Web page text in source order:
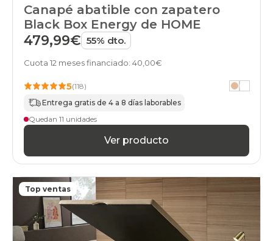
online
black-
days
180x200cm
days
abatibles
100x180cm-
gemelo
online
black-
days
canapes-
abatibles
100x180cm-
unfrente
Canapé abatible con zapatero
Black Box Energy de HOME
479,99€ 55% dto.
Cuota 12 meses financiado: 40,00€
5(118)
Entrega gratis de 4 a 8 días laborables
Quedan 11 unidades
Ver producto
Top ventas